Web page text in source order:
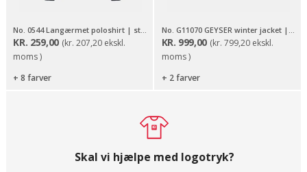
No. 0544 Langærmet poloshirt | stretch
KR. 259,00 (kr. 207,20ekskl.
moms )
+ 8 farver
No. G11070 GEYSER winter jacket | dame
KR. 999,00 (kr. 799,20ekskl.
moms )
+ 2 farver
Skal vi hjælpe med logotryk?